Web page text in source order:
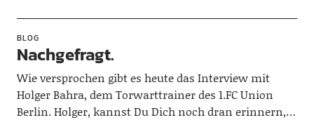
BLOG
Nachgefragt.
Wie versprochen gibt es heute das Interview mit
Holger Bahra, dem Torwarttrainer des 1.FC Union
Berlin. Holger, kannst Du Dich noch dran erinnern,…